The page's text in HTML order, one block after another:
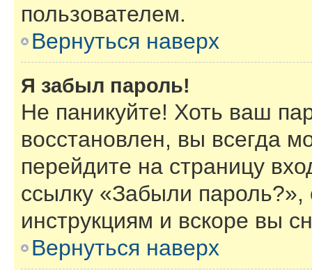
пользователем.
Вернуться наверх
Я забыл пароль!
Не паникуйте! Хоть ваш
восстановлен, вы всегда
перейдите на страницу
ссылку «Забыли
инструкциям и вскоре вы
Вернуться наверх